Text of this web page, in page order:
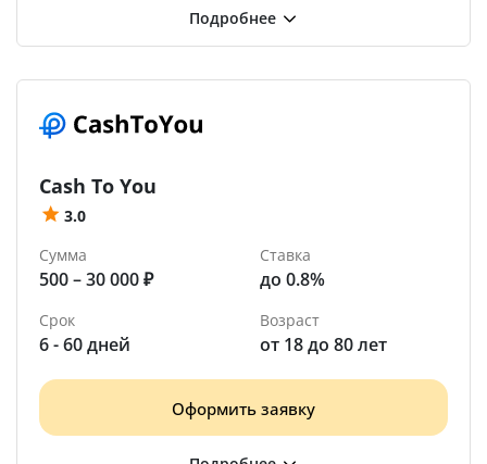
Cash To You
3.0
Сумма
500 – 30 000 ₽
Ставка
до 0.8%
Срок
6 - 60 дней
Возраст
от 18 до 80 лет
Оформить заявку